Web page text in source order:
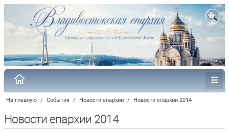
На главную / События / Новости епархии / Новости епархии 2014
Новости епархии 2014